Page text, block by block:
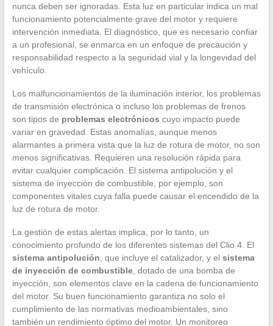
nunca deben ser ignoradas. Esta luz en particular indica un mal
funcionamiento potencialmente grave del motor y requiere
intervención inmediata. El diagnóstico, que es necesario confiar
a un profesional, se enmarca en un enfoque de precaución y
responsabilidad respecto a la seguridad vial y la longevidad del
vehículo.
Los malfuncionamientos de la iluminación interior, los problemas
de transmisión electrónica o incluso los problemas de frenos
son tipos de problemas electrónicos cuyo impacto puede
variar en gravedad. Estas anomalías, aunque menos
alarmantes a primera vista que la luz de rotura de motor, no son
menos significativas. Requieren una resolución rápida para
evitar cualquier complicación. El sistema antipolución y el
sistema de inyección de combustible, por ejemplo, son
componentes vitales cuya falla puede causar el encendido de la
luz de rotura de motor.
La gestión de estas alertas implica, por lo tanto, un
conocimiento profundo de los diferentes sistemas del Clio 4. El
sistema antipolución , que incluye el catalizador, y el sistema
de inyección de combustible, dotado de una bomba de
inyección, son elementos clave en la cadena de funcionamiento
del motor. Su buen funcionamiento garantiza no solo el
cumplimiento de las normativas medioambientales, sino
también un rendimiento óptimo del motor. Un monitoreo